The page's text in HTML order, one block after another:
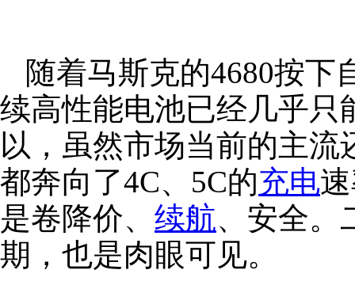
随着马斯克的4680按下
续高性能电池已经几乎只
以，虽然市场当前的主流
都奔向了4C、5C的充电
是卷降价、 续航、安全。
期，也是肉眼可见。